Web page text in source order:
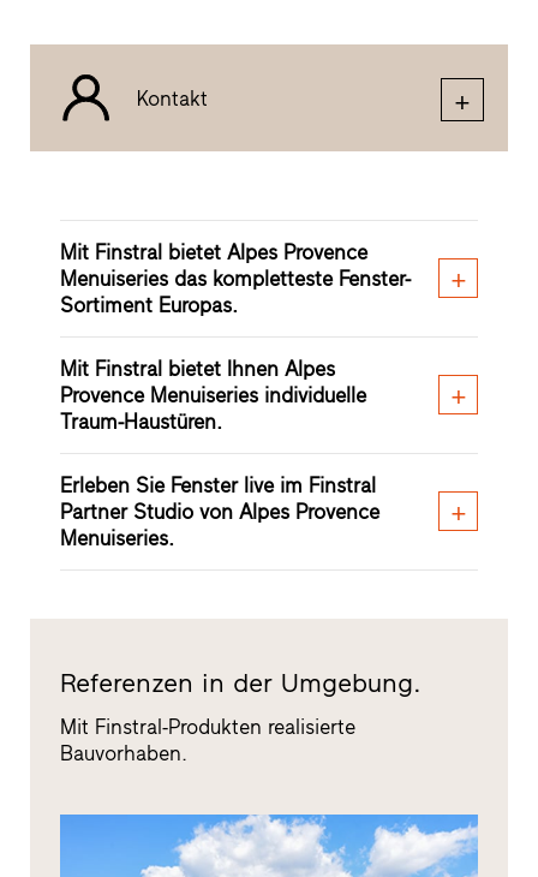
Kontakt
Mit Finstral bietet Alpes Provence
Menuiseries das kompletteste Fenster-
Sortiment Europas.
Mit Finstral bietet Ihnen Alpes
Provence Menuiseries individuelle
Traum-Haustüren.
Erleben Sie Fenster live im Finstral
Partner Studio von Alpes Provence
Menuiseries.
Referenzen in der Umgebung.
Mit Finstral-Produkten realisierte
Bauvorhaben.